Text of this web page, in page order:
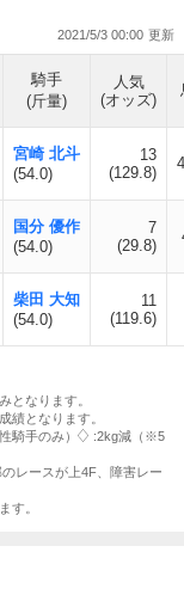
2021/5/3 00:00
騎手
(斤量)
人気
(オッズ)
宮崎 北斗
(54.0)
13
(129.8)
国分 優作
(54.0)
7
(29.8)
柴田 大知
(54.0)
11
(119.6)
となります。
績となります。
騎手のみ）
:2kg減（※5
レースが上4F、障害レー
す。